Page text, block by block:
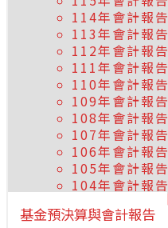
114年會計報告
113年會計報告
112年會計報告
111年會計報告
110年會計報告
109年會計報告
108年會計報告
107年會計報告
106年會計報告
105年會計報告
104年會計報告
基金預決算與會計報告